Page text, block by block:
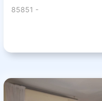
85851 -